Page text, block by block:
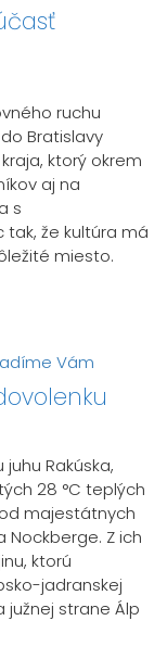
ruchu
Bratislavy
ktorý okrem
aj na
s
že kultúra má
miesto.
Vám
Rakúska,
28 °C teplých
majestátnych
Z ich
ktorú
jadranskej
strane Álp